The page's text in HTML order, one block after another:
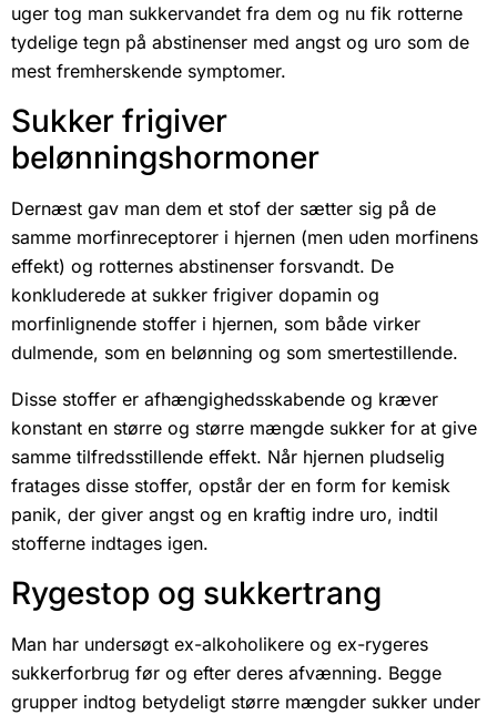
uger tog man sukkervandet fra dem og nu fik rotterne
tydelige tegn på abstinenser med angst og uro som de
mest fremherskende symptomer.
Sukker frigiver
belønningshormoner
Dernæst gav man dem et stof der sætter sig på de
samme morfinreceptorer i hjernen (men uden morfinens
effekt) og rotternes abstinenser forsvandt. De
konkluderede at sukker frigiver dopamin og
morfinlignende stoffer i hjernen, som både virker
dulmende, som en belønning og som smertestillende.
Disse stoffer er afhængighedsskabende og kræver
konstant en større og større mængde sukker for at give
samme tilfredsstillende effekt. Når hjernen pludselig
fratages disse stoffer, opstår der en form for kemisk
panik, der giver angst og en kraftig indre uro, indtil
stofferne indtages igen.
Rygestop og sukkertrang
Man har undersøgt ex-alkoholikere og ex-rygeres
sukkerforbrug før og efter deres afvænning. Begge
grupper indtog betydeligt større mængder sukker under